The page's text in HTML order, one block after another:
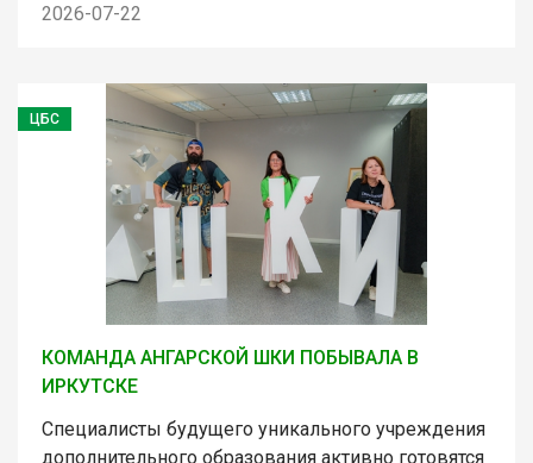
2026-07-22
ЦБС
КОМАНДА АНГАРСКОЙ ШКИ ПОБЫВАЛА В
ИРКУТСКЕ
Специалисты будущего уникального учреждения
дополнительного образования активно готовятся